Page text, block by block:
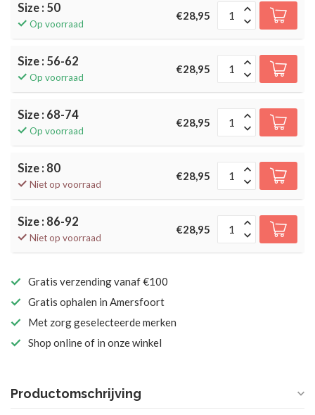
Size : 50
Op voorraad
€28,95
Size : 56-62
Op voorraad
€28,95
Size : 68-74
Op voorraad
€28,95
Size : 80
Niet op voorraad
€28,95
Size : 86-92
Niet op voorraad
€28,95
Gratis verzending vanaf €100
Gratis ophalen in Amersfoort
Met zorg geselecteerde merken
Shop online of in onze winkel
Productomschrijving